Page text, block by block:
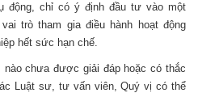
động, chỉ có ý định đầu tư vào một
trò tham gia điều hành hoạt động
hết sức hạn chế.
chưa được giải đáp hoặc có thắc
Luật sư, tư vấn viên, Quý vị có thể